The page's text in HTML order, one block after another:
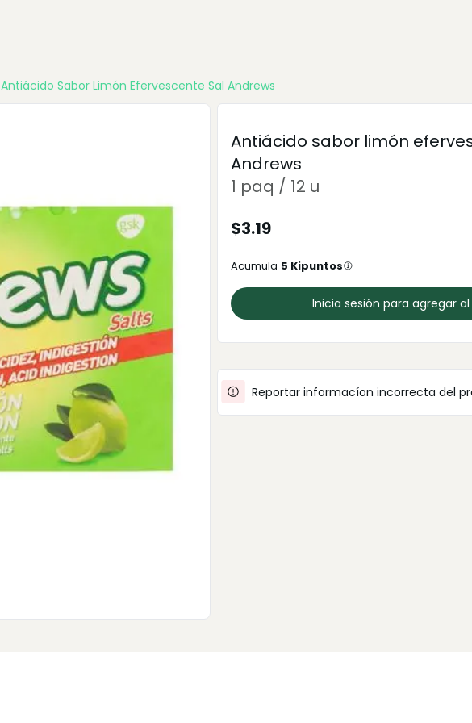
Antiácido Sabor Limón Efervescente Sal Andrews
Antiácido sabor limón
Andrews
1 paq / 12 u
$3.19
Acumula 5 Kipuntos
Inicia sesión para agregar
Reportar informacíon incorrecta del